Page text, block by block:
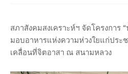
สภาสังคมสงเคราะห์ฯ จัดโครงการ
มอบอาหารแห่งความห่วงใยแก่ปร
เคลื่อนที่จิตอาสา ณ สนามหลวง